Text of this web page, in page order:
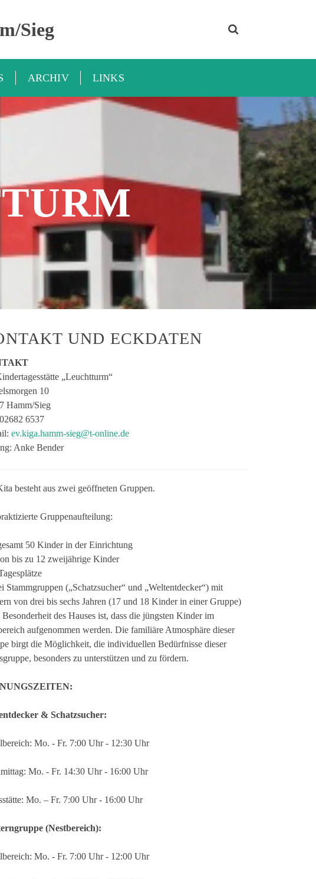
Sieg
ARCHIV LINKS
UND ECKDATEN
„Leuchtturm“
10
Hamm/Sieg
6537
ev.kiga.hamm-sieg@t-online.de
Anke Bender
besteht aus zwei geöffneten Gruppen.
Gruppenaufteilung:
50 Kinder in der Einrichtung
bis zu 12 zweijährige Kinder
Stammgruppen („Schatzsucher“ und „Weltentdecker“) mit
von drei bis sechs Jahren (17 und 18 Kinder in einer Gruppe)
Besonderheit des Hauses ist, dass die jüngsten Kinder im
aufgenommen werden. Die familiäre Atmosphäre dieser
birgt die Möglichkeit, die individuellen Bedürfnisse dieser
besonders zu unterstützen und zu fördern.
& Schatzsucher:
Mo. - Fr. 7:00 Uhr - 12:30 Uhr
Mo. - Fr. 14:30 Uhr - 16:00 Uhr
Mo. – Fr. 7:00 Uhr - 16:00 Uhr
(Nestbereich):
Mo. - Fr. 7:00 Uhr - 12:00 Uhr